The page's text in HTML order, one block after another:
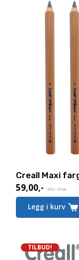
Creall Maxi
59,00,-
Nåværende
pris
eks. mva.
Legg i kurv
TILBUD!